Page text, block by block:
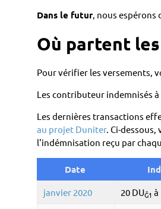
Dans le futur, nous espérons
Où partent les
Pour vérifier les versements,
Les contributeur indemnisés
Les dernières transactions
au projet Duniter. Ci-
l'indémnisation reçu par
Date
janvier 2020 20 DUĞ1 à